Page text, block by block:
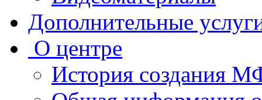
Дополнительные
О центре
История создания